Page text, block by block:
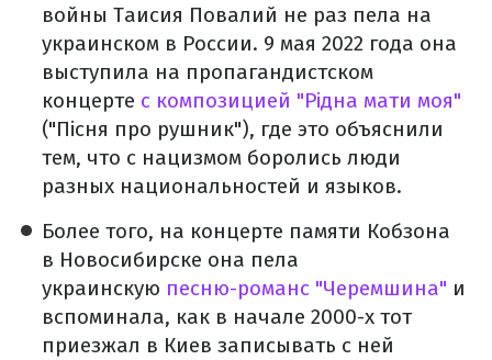
войны Таисия Повалий не раз пела на
украинском в России. 9 мая 2022 года она
выступила на пропагандистском
концерте с композицией "Рідна мати моя"
("Пісня про рушник"), где это объяснили
тем, что с нацизмом боролись люди
разных национальностей и языков.
Более того, на концерте памяти Кобзона
в Новосибирске она пела
украинскую песню-романс "Черемшина" и
вспоминала, как в начале 2000-х тот
приезжал в Киев записывать с ней